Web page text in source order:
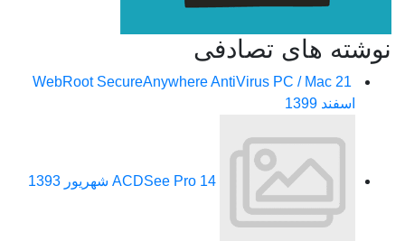
نوشته های تصادفی
WebRoot SecureAnywhere AntiVirus PC / Mac21
اسفند 1399
ACDSee Pro14 شهریور 1393